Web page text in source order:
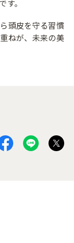
。
頭皮を守る習慣
ねが、未来の美